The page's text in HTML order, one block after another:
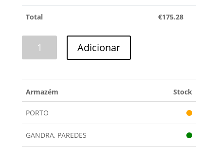
Total €175.28
R134
Adicionar
Armazém Stock
PORTO
GANDRA, PAREDES